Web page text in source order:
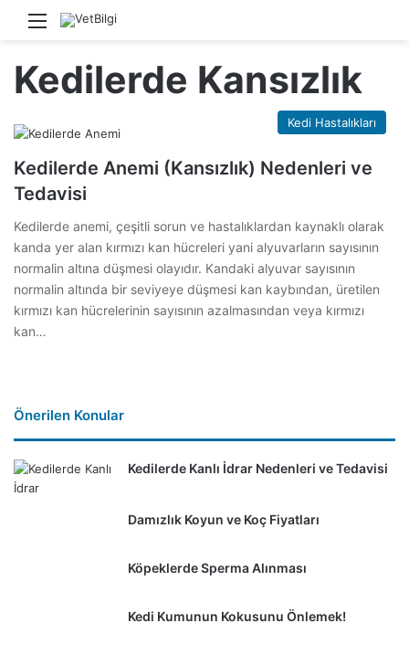
Menü
Kedilerde Kansızlık
Kedi Hastalıkları
Kedilerde Anemi (Kansızlık) Nedenleri ve
Tedavisi
Kedilerde anemi, çeşitli sorun ve hastalıklardan kaynaklı olarak
kanda yer alan kırmızı kan hücreleri yani alyuvarların sayısının
normalin altına düşmesi olayıdır. Kandaki alyuvar sayısının
normalin altında bir seviyeye düşmesi kan kaybından, üretilen
kırmızı kan hücrelerinin sayısının azalmasından veya kırmızı
kan…
Önerilen Konular
Kedilerde Kanlı İdrar Nedenleri ve Tedavisi
Damızlık Koyun ve Koç Fiyatları
Köpeklerde Sperma Alınması
Kedi Kumunun Kokusunu Önlemek!